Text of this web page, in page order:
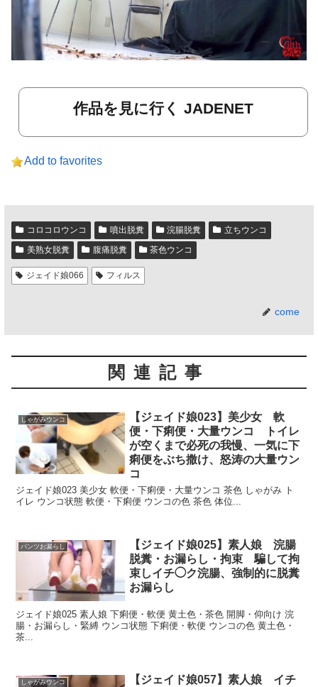
作品を見に行く JADENET
Add to favorites
コロコロウンコ 噴出脱糞 浣腸脱糞
立ちウンコ
美熟女脱糞
腹痛脱糞 茶色ウンコ
ジェイド娘066 フィルス
come
関連記事
しゃがみウンコ
【ジェイド娘023】美少女 軟
便・下痢便・大量ウンコ トイレ
が空くまで必死の我慢、一気に下
痢便をぶち撒け、怒涛の大量ウン
コ
ジェイド娘023 美少女 軟便・下痢便・大量ウンコ 茶色 しゃがみ ト
イレ ウンコ状態 軟便・下痢便 ウンコの色 茶色 体位...
パンツお漏らし
【ジェイド娘025】素人娘 浣腸
脱糞・お漏らし・拘束 騙して拘
束しイチ◯ク浣腸、強制的に脱糞
お漏らし
ジェイド娘025 素人娘 下痢便・軟便 黄土色・茶色 開脚・仰向け 浣
腸・お漏らし・緊縛 ウンコ状態 下痢便・軟便 ウンコの色 黄土色・
茶...
しゃがみウンコ
【ジェイド娘057】素人娘 イチ